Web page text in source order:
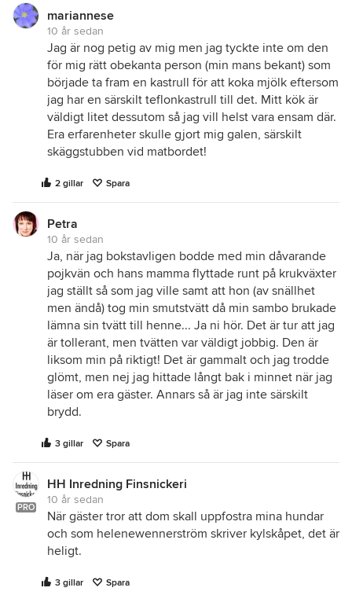
mariannese
10 år sedan
Jag är nog petig av mig men jag tyckte inte om den
för mig rätt obekanta person (min mans bekant) som
började ta fram en kastrull för att koka mjölk eftersom
jag har en särskilt teflonkastrull till det. Mitt kök är
väldigt litet dessutom så jag vill helst vara ensam där.
Era erfarenheter skulle gjort mig galen, särskilt
skäggstubben vid matbordet!
2 gillar Spara
Petra
10 år sedan
Ja, när jag bokstavligen bodde med min dåvarande
pojkvän och hans mamma flyttade runt på krukväxter
jag ställt så som jag ville samt att hon (av snällhet
men ändå) tog min smutstvätt då min sambo brukade
lämna sin tvätt till henne... Ja ni hör. Det är tur att jag
är tollerant, men tvätten var väldigt jobbig. Den är
liksom min på riktigt! Det är gammalt och jag trodde
glömt, men nej jag hittade långt bak i minnet när jag
läser om era gäster. Annars så är jag inte särskilt
brydd.
3 gillar Spara
PRO
HH Inredning Finsnickeri
10 år sedan
När gäster tror att dom skall uppfostra mina hundar
och som helenewennerström skriver kylskåpet, det är
heligt.
3 gillar Spara